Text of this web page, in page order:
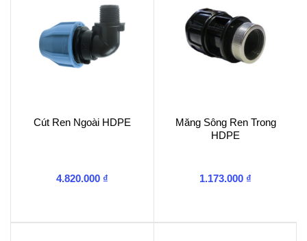
Cút Ren Ngoài HDPE
4.820.000 ₫
Măng Sông Ren Trong
HDPE
1.173.000 ₫